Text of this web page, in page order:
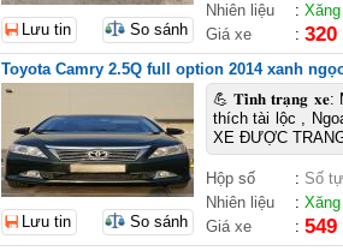
Nhiên liệu
: Xăng
Giá xe
:
Lưu tin So sánh
Toyota Camry 2.5Q full option 2014 xanh
💪 𝐓𝐢̀𝐧𝐡 𝐭𝐫𝐚̣𝐧𝐠
thích tài lộc ,
XE ĐƯỢC
Hộp số : Số
Nhiên liệu
: Xăng
Giá xe
:
Lưu tin So sánh